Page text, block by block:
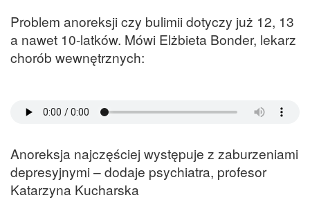
Problem anoreksji czy bulimii dotyczy już 12, 13
a nawet 10-latków. Mówi Elżbieta Bonder, lekarz
chorób wewnętrznych:
Anoreksja najczęściej występuje z zaburzeniami
depresyjnymi – dodaje psychiatra, profesor
Katarzyna Kucharska